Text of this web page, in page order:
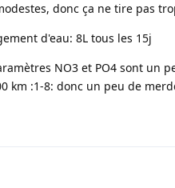
donc ça ne tire pas
d'eau: 8L tous les 15j
NO3 et PO4 sont un
km :1-8: donc un peu de